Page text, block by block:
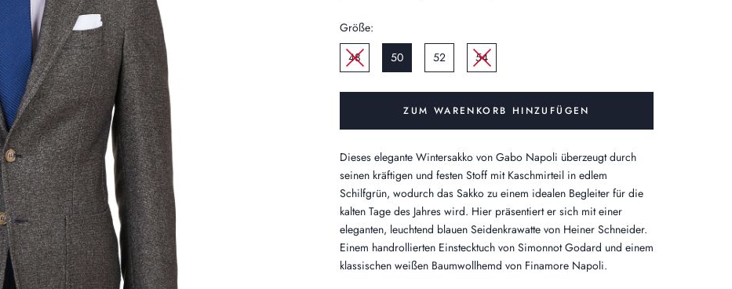
Größe:
48
50 52 54
ZUM WARENKORB HINZUFÜGEN
Dieses elegante Wintersakko von Gabo Napoli überzeugt durch
seinen kräftigen und festen Stoff mit Kaschmirteil in edlem
Schilfgrün, wodurch das Sakko zu einem idealen Begleiter für die
kalten Tage des Jahres wird. Hier präsentiert er sich mit einer
eleganten, leuchtend blauen Seidenkrawatte von Heiner Schneider.
Einem handrollierten Einstecktuch von Simonnot Godard und einem
klassischen weißen Baumwollhemd von Finamore Napoli.